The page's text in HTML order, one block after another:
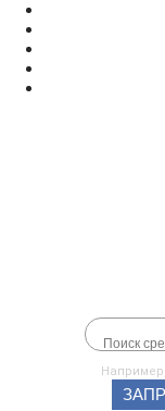
Например,